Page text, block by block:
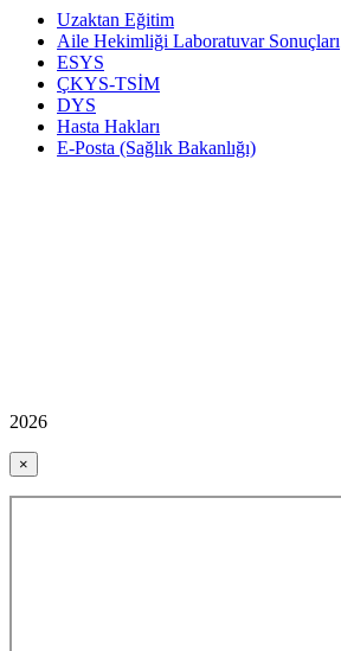
Uzaktan Eğitim
Aile Hekimliği Laboratuvar Sonuçları
ESYS
ÇKYS-TSİM
DYS
Hasta Hakları
E-Posta (Sağlık Bakanlığı)
2026
×